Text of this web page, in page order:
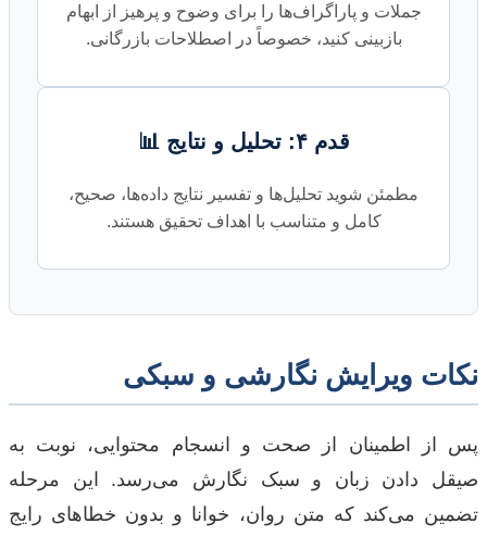
جملات و پاراگراف‌ها را برای وضوح و پرهیز از ابهام
بازبینی کنید، خصوصاً در اصطلاحات بازرگانی.
قدم ۴: تحلیل و نتایج 📊
مطمئن شوید تحلیل‌ها و تفسیر نتایج داده‌ها، صحیح،
کامل و متناسب با اهداف تحقیق هستند.
نکات ویرایش نگارشی و سبکی
پس از اطمینان از صحت و انسجام محتوایی، نوبت به
صیقل دادن زبان و سبک نگارش می‌رسد. این مرحله
تضمین می‌کند که متن روان، خوانا و بدون خطاهای رایج